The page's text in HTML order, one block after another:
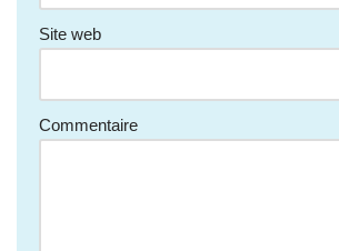
Site web
Commentaire